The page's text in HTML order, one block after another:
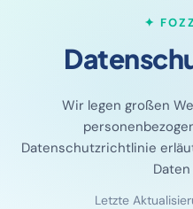
✦
Wir legen großen
Datenschutzrichtlinie
Letzte